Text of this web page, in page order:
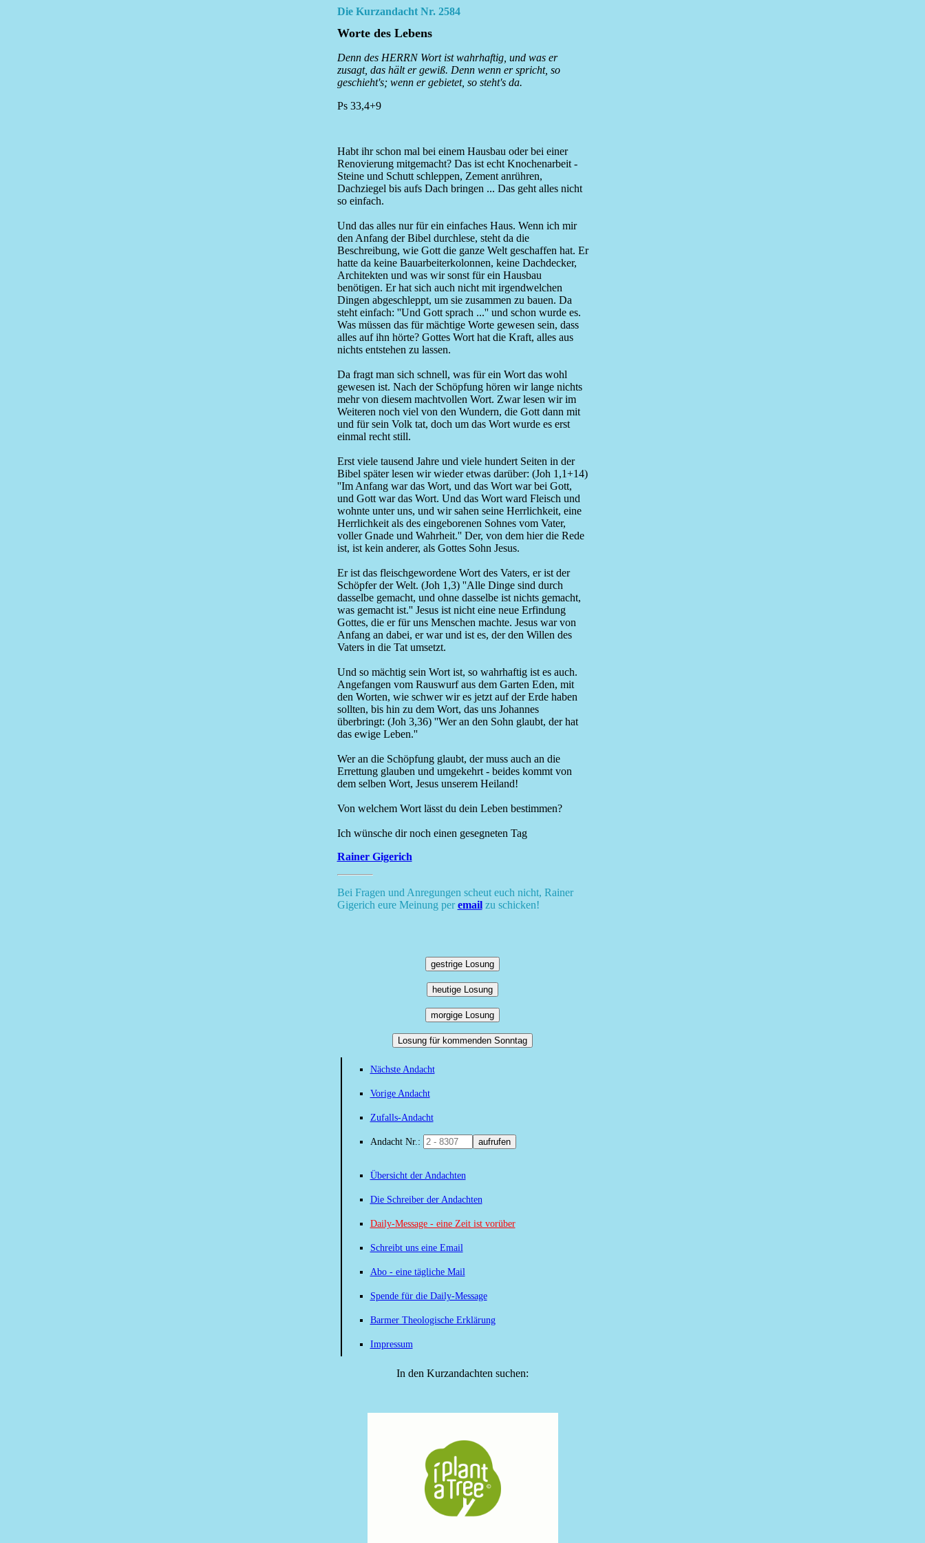
Die Kurzandacht Nr. 2584
Worte des Lebens
Denn des HERRN Wort ist wahrhaftig, und was er
zusagt, das hält er gewiß. Denn wenn er spricht, so
geschieht's; wenn er gebietet, so steht's da.
Ps 33,4+9
Habt ihr schon mal bei einem Hausbau oder bei einer
Renovierung mitgemacht? Das ist echt Knochenarbeit -
Steine und Schutt schleppen, Zement anrühren,
Dachziegel bis aufs Dach bringen ... Das geht alles nicht
so einfach.
Und das alles nur für ein einfaches Haus. Wenn ich mir
den Anfang der Bibel durchlese, steht da die
Beschreibung, wie Gott die ganze Welt geschaffen hat. Er
hatte da keine Bauarbeiterkolonnen, keine Dachdecker,
Architekten und was wir sonst für ein Hausbau
benötigen. Er hat sich auch nicht mit irgendwelchen
Dingen abgeschleppt, um sie zusammen zu bauen. Da
steht einfach: ''Und Gott sprach ...'' und schon wurde es.
Was müssen das für mächtige Worte gewesen sein, dass
alles auf ihn hörte? Gottes Wort hat die Kraft, alles aus
nichts entstehen zu lassen.
Da fragt man sich schnell, was für ein Wort das wohl
gewesen ist. Nach der Schöpfung hören wir lange nichts
mehr von diesem machtvollen Wort. Zwar lesen wir im
Weiteren noch viel von den Wundern, die Gott dann mit
und für sein Volk tat, doch um das Wort wurde es erst
einmal recht still.
Erst viele tausend Jahre und viele hundert Seiten in der
Bibel später lesen wir wieder etwas darüber: (Joh 1,1+14)
''Im Anfang war das Wort, und das Wort war bei Gott,
und Gott war das Wort. Und das Wort ward Fleisch und
wohnte unter uns, und wir sahen seine Herrlichkeit, eine
Herrlichkeit als des eingeborenen Sohnes vom Vater,
voller Gnade und Wahrheit.'' Der, von dem hier die Rede
ist, ist kein anderer, als Gottes Sohn Jesus.
Er ist das fleischgewordene Wort des Vaters, er ist der
Schöpfer der Welt. (Joh 1,3) ''Alle Dinge sind durch
dasselbe gemacht, und ohne dasselbe ist nichts gemacht,
was gemacht ist.'' Jesus ist nicht eine neue Erfindung
Gottes, die er für uns Menschen machte. Jesus war von
Anfang an dabei, er war und ist es, der den Willen des
Vaters in die Tat umsetzt.
Und so mächtig sein Wort ist, so wahrhaftig ist es auch.
Angefangen vom Rauswurf aus dem Garten Eden, mit
den Worten, wie schwer wir es jetzt auf der Erde haben
sollten, bis hin zu dem Wort, das uns Johannes
überbringt: (Joh 3,36) ''Wer an den Sohn glaubt, der hat
das ewige Leben.''
Wer an die Schöpfung glaubt, der muss auch an die
Errettung glauben und umgekehrt - beides kommt von
dem selben Wort, Jesus unserem Heiland!
Von welchem Wort lässt du dein Leben bestimmen?
Ich wünsche dir noch einen gesegneten Tag
Rainer Gigerich
Bei Fragen und Anregungen scheut euch nicht, Rainer
Gigerich eure Meinung peremailzu schicken!
gestrige Losung
heutige Losung
morgige Losung
Losung für kommenden Sonntag
Nächste Andacht
Vorige Andacht
Zufalls-Andacht
Andacht Nr.: aufrufen
Übersicht der Andachten
Die Schreiber der Andachten
Daily-Message - eine Zeit ist vorüber
Schreibt uns eine Email
Abo - eine tägliche Mail
Spende für die Daily-Message
Barmer Theologische Erklärung
Impressum
In den Kurzandachten suchen: